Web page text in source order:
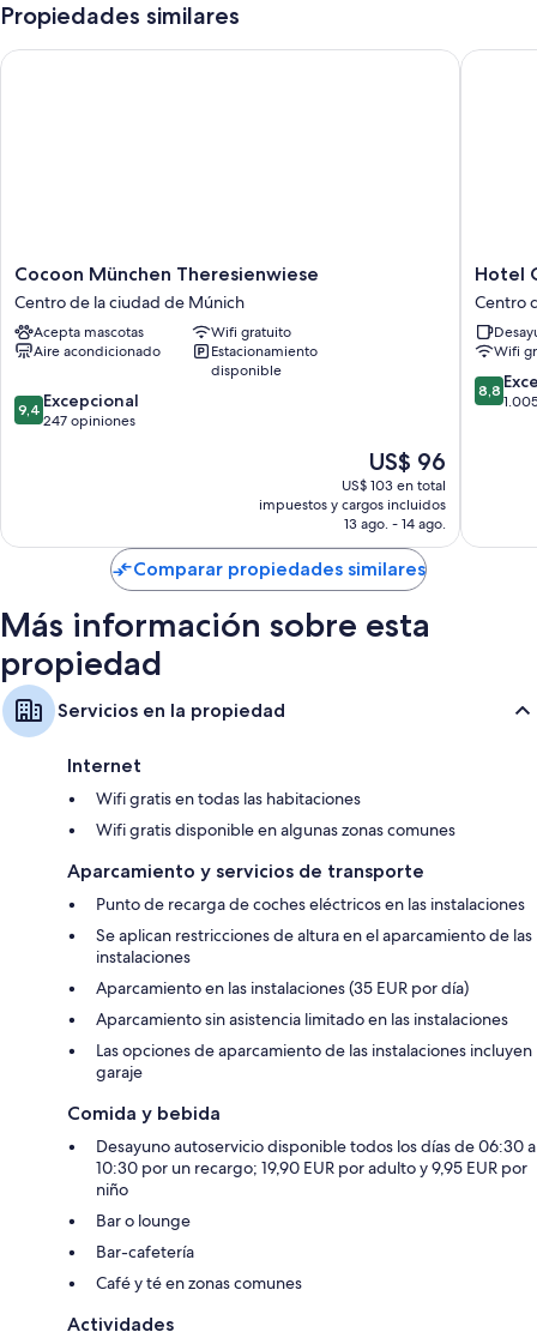
Propiedades similares
Cocoon
München
Theresienwiese
Centro
de
ciudad
de
Cocoon München Theresienwiese
Centro de la ciudad de Múnich
Acepta mascotas
Wifi gratuito
Aire acondicionado
Estacionamiento
disponible
9.4
de
9,4 Excepcional
247 opiniones
El
precio
actual
es
de
US$ 96
US$ 96
US$ 103 en total
impuestos y cargos incluidos
13 ago. - 14 ago.
Cocoon München Theresienwiese
Hotel
Centro
de
la
ciudad
Hotel
Centro
Wifi
8.8
de
8,8
Hotel
Comparar propiedades similares
Más información sobre esta
propiedad
Servicios en la propiedad
Internet
Wifi gratis en todas las habitaciones
Wifi gratis disponible en algunas zonas comunes
Aparcamiento y servicios de transporte
Punto de recarga de coches eléctricos en las instalaciones
Se aplican restricciones de altura en el aparcamiento de las
instalaciones
Aparcamiento en las instalaciones (35 EUR por día)
Aparcamiento sin asistencia limitado en las instalaciones
Las opciones de aparcamiento de las instalaciones incluyen
garaje
Comida y bebida
Desayuno autoservicio disponible todos los días de 06:30 a
10:30 por un recargo; 19,90 EUR por adulto y 9,95 EUR por
niño
Bar o lounge
Bar-cafetería
Café y té en zonas comunes
Actividades